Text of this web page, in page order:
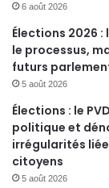
6 août 2026
Élections 2026
le processus,
futurs
5 août 2026
Élections : le
politique et
irrégularités
citoyens
5 août 2026